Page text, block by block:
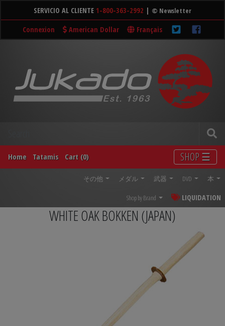
SERVICIO AL CLIENTE 1-800-363-2992 | © Newsletter
Français
American Dollar
Connexion
Home Tatamis Cart (0) SHOP ☰
本
DVD
武器
メダル
その他
LIQUIDATION
Shop by Brand
WHITE OAK BOKKEN (JAPAN)